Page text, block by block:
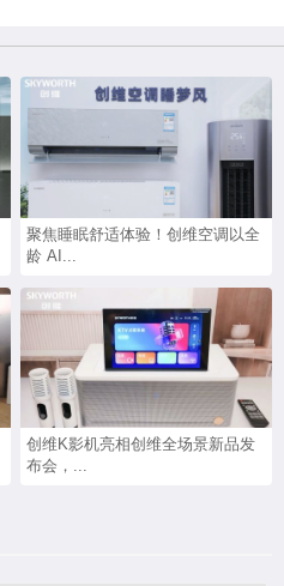
聚焦睡眠舒适体验！创维空调以全
龄 AI...
创维K影机亮相创维全场景新品发
布会，...